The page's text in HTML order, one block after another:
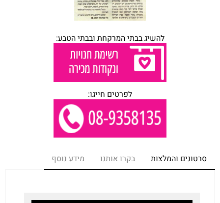
להשיג בבתי המרקחת ובבתי הטבע:
לפרטים חייגו:
סרטונים והמלצות בקרו אותנו מידע נוסף